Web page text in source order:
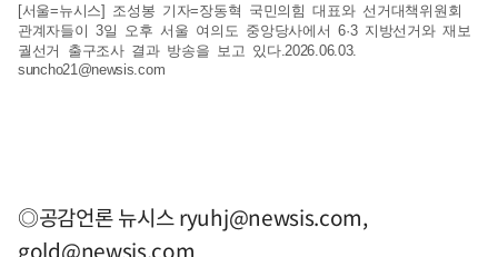
[서울=뉴시스] 조성봉 기자=장동혁 국민의힘 대표와 선거대책위원회
관계자들이 3일 오후 서울 여의도 중앙당사에서 6·3 지방선거와 재보
궐선거 출구조사 결과 방송을 보고 있다.2026.06.03.
suncho21@newsis.com
◎공감언론 뉴시스ryuhj@newsis.com,
gold@newsis.com